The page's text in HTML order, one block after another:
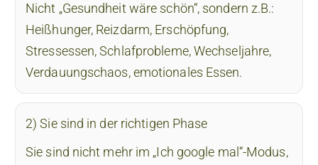
Nicht „Gesundheit wäre schön“, sondern z.B.:
Heißhunger, Reizdarm, Erschöpfung,
Stressessen, Schlafprobleme, Wechseljahre,
Verdauungschaos, emotionales Essen.
2) Sie sind in der richtigen Phase
Sie sind nicht mehr im „Ich google mal“-Modus,